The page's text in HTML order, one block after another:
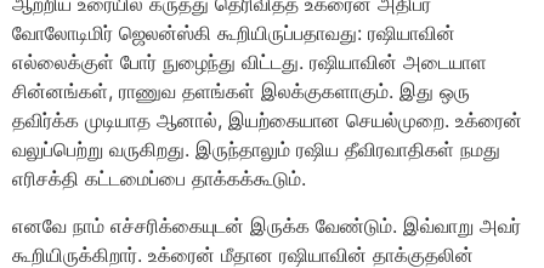
வோலோடிமிர் ஜெலன்ஸ்கி கூறியிருப்பதாவது: ரஷியாவின்
எல்லைக்குள் போர் நுழைந்து விட்டது. ரஷியாவின் அடையாள
சின்னங்கள், ராணுவ தளங்கள் இலக்குகளாகும். இது ஒரு
தவிர்க்க முடியாத ஆனால், இயற்கையான செயல்முறை. உக்ரைன்
வலுப்பெற்று வருகிறது. இருந்தாலும் ரஷிய தீவிரவாதிகள் நமது
எரிசக்தி கட்டமைப்பை தாக்கக்கூடும்.
எனவே நாம் எச்சரிக்கையுடன் இருக்க வேண்டும். இவ்வாறு அவர்
கூறியிருக்கிறார். உக்ரைன் மீதான ரஷியாவின் தாக்குதலின்